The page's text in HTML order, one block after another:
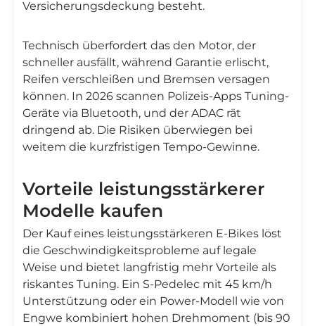
Versicherungsdeckung besteht.
Technisch überfordert das den Motor, der
schneller ausfällt, während Garantie erlischt,
Reifen verschleißen und Bremsen versagen
können. In 2026 scannen Polizeis-Apps Tuning-
Geräte via Bluetooth, und der ADAC rät
dringend ab. Die Risiken überwiegen bei
weitem die kurzfristigen Tempo-Gewinne.
Vorteile leistungsstärkerer
Modelle kaufen
Der Kauf eines leistungsstärkeren E-Bikes löst
die Geschwindigkeitsprobleme auf legale
Weise und bietet langfristig mehr Vorteile als
riskantes Tuning. Ein S-Pedelec mit 45 km/h
Unterstützung oder ein Power-Modell wie von
Engwe kombiniert hohen Drehmoment (bis 90